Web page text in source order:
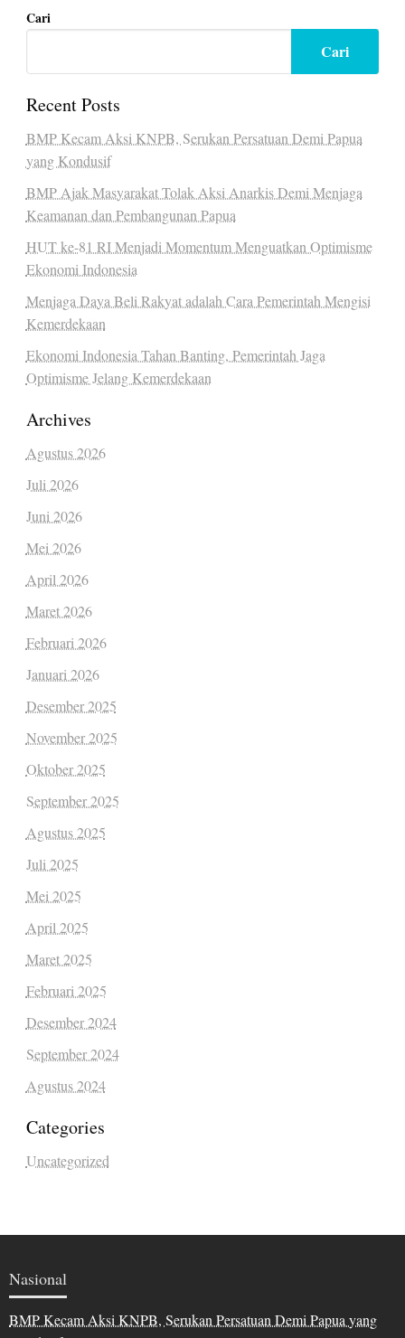
Cari
Cari
Recent Posts
BMP Kecam Aksi KNPB, Serukan Persatuan Demi Papua
yang Kondusif
BMP Ajak Masyarakat Tolak Aksi Anarkis Demi Menjaga
Keamanan dan Pembangunan Papua
HUT ke-81 RI Menjadi Momentum Menguatkan Optimisme
Ekonomi Indonesia
Menjaga Daya Beli Rakyat adalah Cara Pemerintah Mengisi
Kemerdekaan
Ekonomi Indonesia Tahan Banting, Pemerintah Jaga
Optimisme Jelang Kemerdekaan
Archives
Agustus 2026
Juli 2026
Juni 2026
Mei 2026
April 2026
Maret 2026
Februari 2026
Januari 2026
Desember 2025
November 2025
Oktober 2025
September 2025
Agustus 2025
Juli 2025
Mei 2025
April 2025
Maret 2025
Februari 2025
Desember 2024
September 2024
Agustus 2024
Categories
Uncategorized
Nasional
BMP Kecam Aksi KNPB, Serukan Persatuan Demi Papua yang